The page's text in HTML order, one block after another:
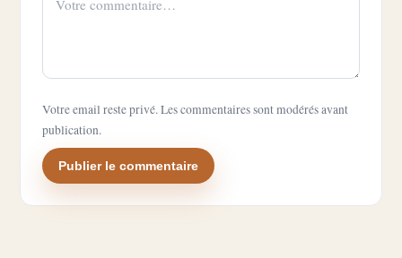
Votre email reste privé. Les commentaires sont modérés avant
publication.
Publier le commentaire